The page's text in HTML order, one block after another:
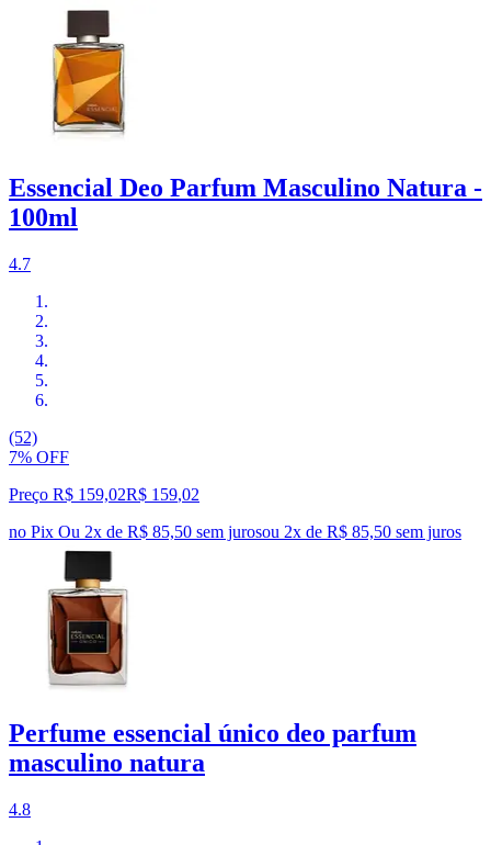
Essencial Deo Parfum Masculino Natura -
100ml
4.7
(52)
7% OFF
Preço R$ 159,02R$ 159,02
no Pix Ou 2x de R$ 85,50 sem jurosou 2x de R$ 85,50 sem juros
Perfume essencial único deo parfum
masculino natura
4.8